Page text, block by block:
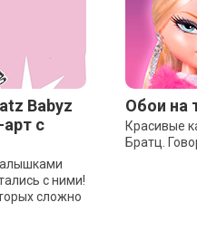
Babyz
с
с ними!
сложно
Обои на
Красивые
Братц.